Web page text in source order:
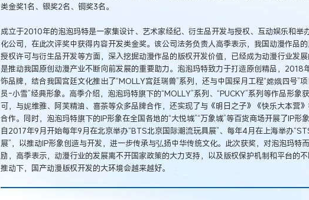
徐新明律师经典案例：刘某与西安某生物科
技有限公司技术合作开发合同纠纷案
类金奖1名、银奖2名、铜奖3名。
成立于2010年的泡泡玛特是一家集设计、艺术家经纪、衍生品开发与授权、互动娱乐和举
化公司，在此次评奖中获得内容开发类金奖。该公司法务负责人高季表示，我国动漫作品
授权许可与衍生品开发等方面，深入挖掘动漫作品的版权开发价值，已经成为动漫行业发
是推动我国原创动漫产业不断向前发展的重要助力。泡泡玛特致力于打造原创精品，2018
饰品牌，结合我国宫廷文化推出了“MOLLY宫廷瑞兽”系列，还与中国探月工程“嫦娥四号”
员-小雪”经典形象。高季介绍，泡泡玛特旗下的“MOLLY”系列、“PUCKY”系列等作品形象
可，与妮维雅、阿芙精油、喜茶等众多品牌合作，还实现了与《明日之子》《快乐大本营
合作。同时，泡泡玛特旗下的IP形象在全国各地的“大悦城”“万象城”等百货商场开展了IP形
自2017年9月开始每年9月在北京举办“BTS北京国际潮流玩具展”、每年4月在上海举办
展”，以推动IP形象创造与开发，进一步传承与弘扬中华传统文化。此次获奖，对泡泡玛特
励，高季表示，动漫行业的发展离不开国家政策的大力支持，以及版权保护机制和平台的
推动下，国产动漫版权开发的大环境会越来越好。